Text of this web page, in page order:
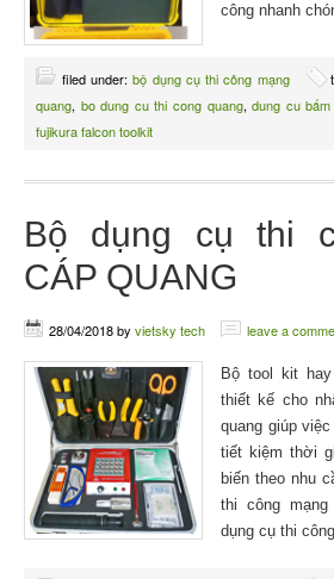
công nhanh
filed under:bộ dụng cụ thi công mạng
quang, bo dung cu thi cong quang,dung cu
fujikura falcon toolkit
Bộ dụng cụ thi
CÁP QUANG
28/04/2018by vietsky tech leave a
Bộ tool kit
thiết kế cho
quang giúp
tiết kiệm thời
biến theo nhu
thi công mạng
dụng cụ thi